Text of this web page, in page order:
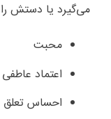
می‌گیرد یا دستش را
محبت
اعتماد عاطفی
احساس تعلق